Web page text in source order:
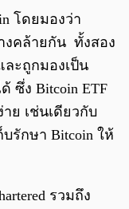
โดยมองว่า
งคล้ายกัน ทั้งสอง
ะถูกมองเป็น
ซึ่ง Bitcoin ETF
ย เช่นเดียวกับ
รักษา Bitcoin ให้
รวมถึง